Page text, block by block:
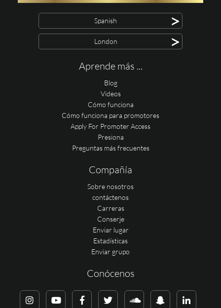
Spanish >
London >
Aprende más ...
Blog
Videos
Cómo funciona
Cómo funciona para promotores
Apply For Promoter Access
Presiona
Preguntas más frecuentes
Compañía
Sobre nosotros
contáctenos
Carreras
Conserje
Enviar lugar
Estadísticas
Enviar grupo
Conócenos